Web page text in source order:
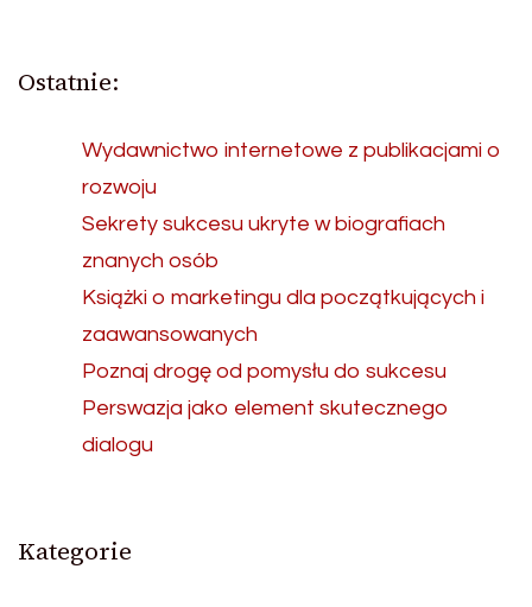
Ostatnie:
Wydawnictwo internetowe z publikacjami o
rozwoju
Sekrety sukcesu ukryte w biografiach
znanych osób
Książki o marketingu dla początkujących i
zaawansowanych
Poznaj drogę od pomysłu do sukcesu
Perswazja jako element skutecznego
dialogu
Kategorie